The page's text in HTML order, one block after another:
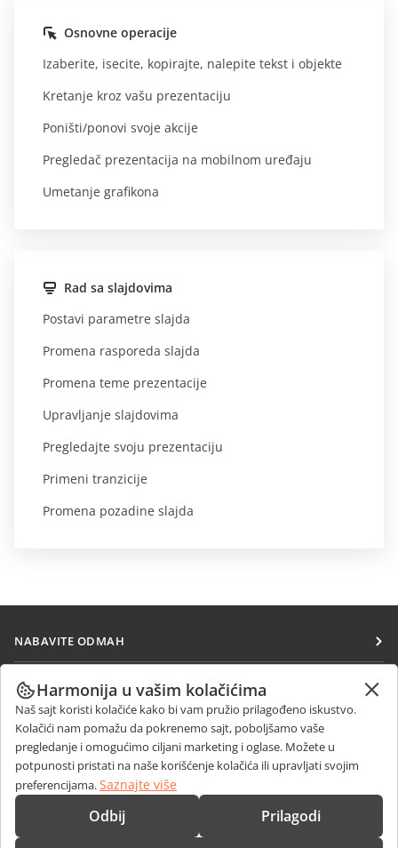
Osnovne operacije
Izaberite, isecite, kopirajte, nalepite tekst i objekte
Kretanje kroz vašu prezentaciju
Poništi/ponovi svoje akcije
Pregledač prezentacija na mobilnom uređaju
Umetanje grafikona
Rad sa slajdovima
Postavi parametre slajda
Promena rasporeda slajda
Promena teme prezentacije
Upravljanje slajdovima
Pregledajte svoju prezentaciju
Primeni tranzicije
Promena pozadine slajda
NABAVITE ODMAH
Docs
DocSpace
Workspace
Konektori
Desktop aplikacije
Mobilne aplikacije
SARAĐUJTE
Za doprinosioce
Za prevodioce
Za influensere
Slobodna radna mesta
PRIMAJTE VESTI
Blog
DOBIJTE POMOĆ
Forum
KONTAKTIRAJTE NAS
Pitanja o prodaji
sales@onlyoffice.com
Harmonija u vašim kolačićima
Naš sajt koristi kolačiće kako bi vam pružio prilagođeno iskustvo.
Kolačići nam pomažu da pokrenemo sajt, poboljšamo vaše
pregledanje i omogućimo ciljani marketing i oglase. Možete u
potpunosti pristati na naše korišćenje kolačića ili upravljati svojim
preferencijama.Saznajte više
Odbij Prilagodi